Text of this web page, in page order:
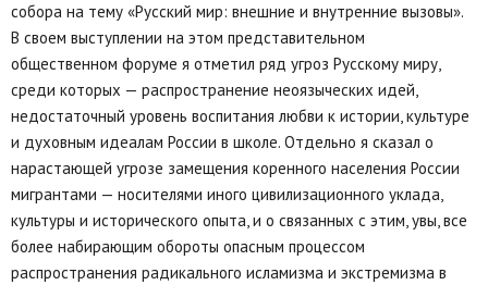
собора на тему «Русский мир: внешние и внутренние вызовы».
В своем выступлении на этом представительном
общественном форуме я отметил ряд угроз Русскому миру,
среди которых — распространение неоязыческих идей,
недостаточный уровень воспитания любви к истории, культуре
и духовным идеалам России в школе. Отдельно я сказал о
нарастающей угрозе замещения коренного населения России
мигрантами — носителями иного цивилизационного уклада,
культуры и исторического опыта, и о связанных с этим, увы, все
более набирающим обороты опасным процессом
распространения радикального исламизма и экстремизма в